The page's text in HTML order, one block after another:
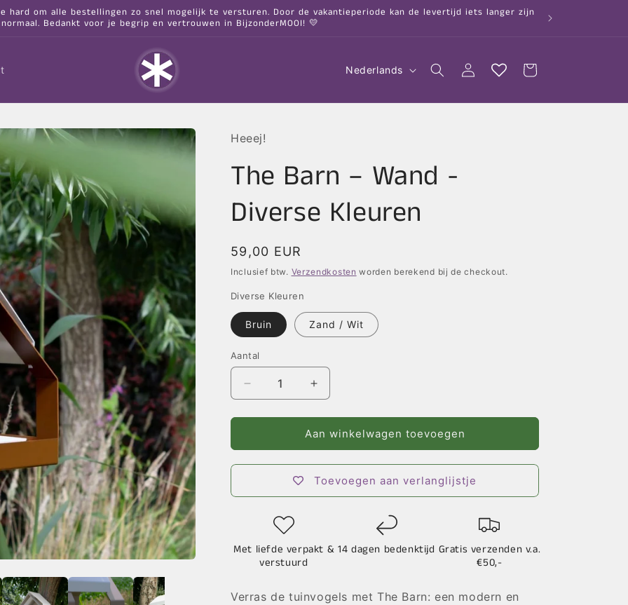
hard om alle bestellingen zo snel mogelijk te versturen. Door de vakantieperiode kan de levertijd iets langer zijn
Bedankt voor je begrip en vertrouwen in BijzonderMOOI! 💛
a
Nederlands Inloggen Winkelwagen
Heeej!
The Barn – Wand -
Diverse Kleuren
Normale
prijs
59,00 EUR
Inclusief btw. Verzendkosten worden berekend bij de checkout.
Diverse Kleuren
Bruin Zand / Wit
Aantal
Aantal
verlagen
voor
Barn
–
Kleuren
Aantal
verhogen
voor
The
Barn
–
Wand
Aan winkelwagen toevoegen
Toevoegen aan verlanglijstje
Met liefde verpakt &
verstuurd
14 dagen bedenktijd Gratis verzenden v.a.
€50,-
Verras de tuinvogels met The Barn: een modern en